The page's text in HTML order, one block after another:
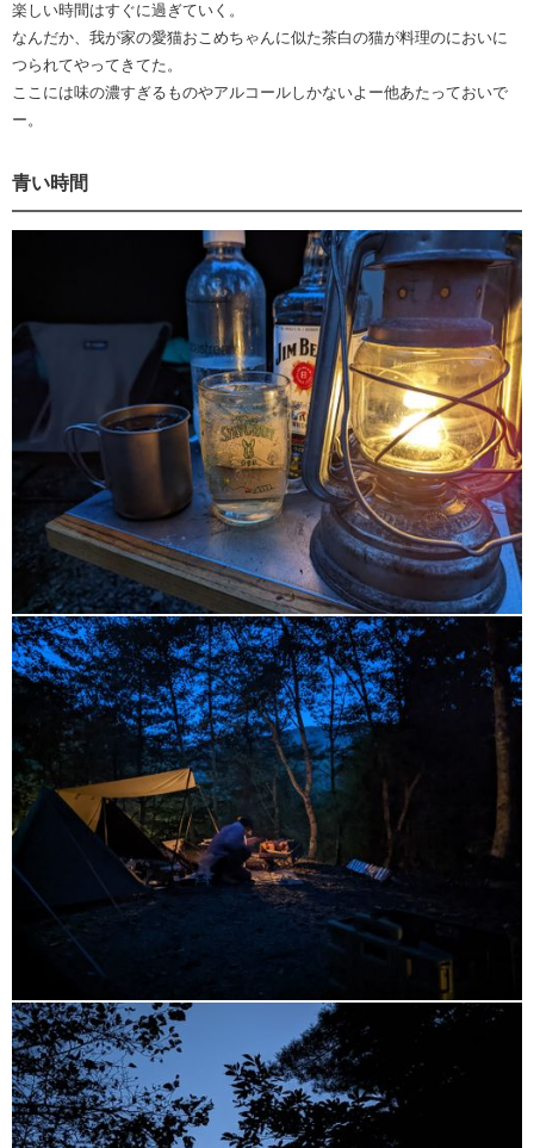
楽しい時間はすぐに過ぎていく。
なんだか、我が家の愛猫おこめちゃんに似た茶白の猫が料理のにおいに
つられてやってきてた。
ここには味の濃すぎるものやアルコールしかないよー他あたっておいで
ー。
青い時間